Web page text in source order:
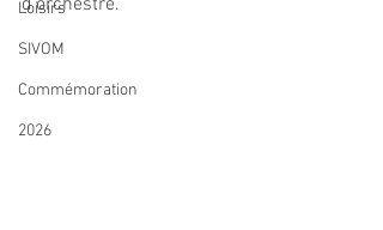
Loisirs
SIVOM
Commémoration
2026
d'orchestre.